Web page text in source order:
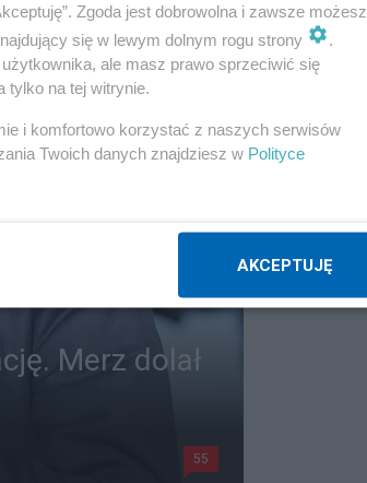
Merz dolał
55
Zgoda jest dobrowolna i zawsze możesz
się w lewym dolnym rogu strony
.
ale masz prawo sprzeciwić się
tylko na tej witrynie.
i komfortowo korzystać z naszych serwisów
Twoich danych znajdziesz w Polityce
AKCEPTUJĘ